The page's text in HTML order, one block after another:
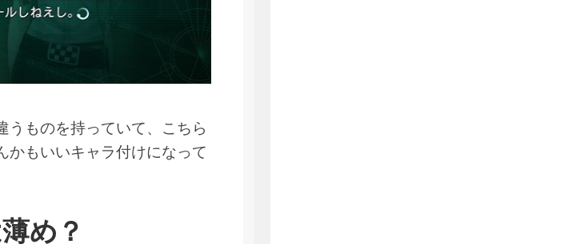
うものを持っていて、こちら
かもいいキャラ付けになって
め？